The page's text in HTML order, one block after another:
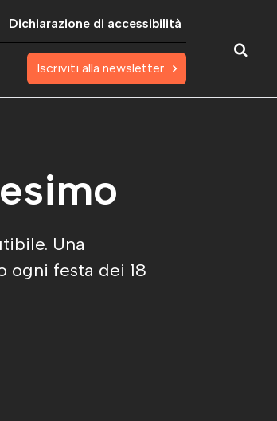
Dichiarazione di accessibilità
Iscriviti alla newsletter
Una
ogni festa dei 18